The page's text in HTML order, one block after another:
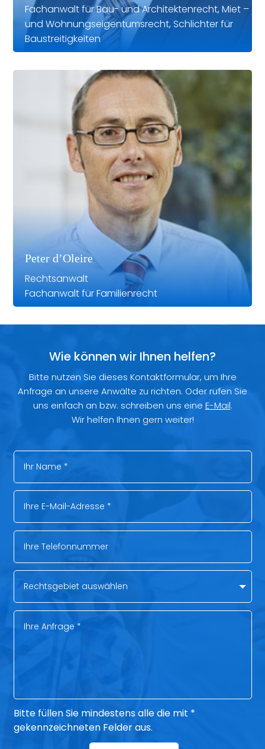
Fachanwalt für Bau- und Architektenrecht, Miet –
und Wohnungseigentumsrecht, Schlichter für
Baustreitigkeiten
Peter d’Oleire
Rechtsanwalt
Fachanwalt für Familienrecht
Wie können wir Ihnen helfen?
Bitte nutzen Sie dieses Kontaktformular, um Ihre
Anfrage an unsere Anwälte zu richten. Oder rufen Sie
uns einfach an bzw. schreiben uns eine E-Mail.
Wir helfen Ihnen gern weiter!
Bitte füllen Sie mindestens alle die mit *
gekennzeichneten Felder aus.